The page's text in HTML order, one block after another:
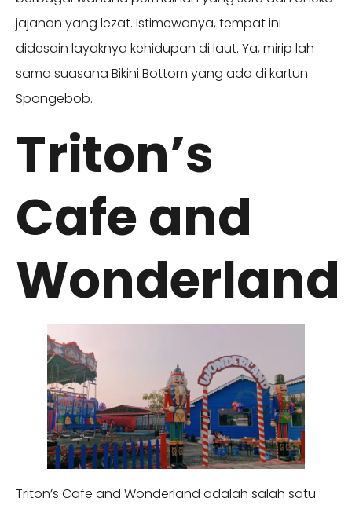
jajanan yang lezat. Istimewanya, tempat ini
didesain layaknya kehidupan di laut. Ya, mirip lah
sama suasana Bikini Bottom yang ada di kartun
Spongebob.
Triton’s
Cafe and
Wonderland
Triton’s Cafe and Wonderland adalah salah satu